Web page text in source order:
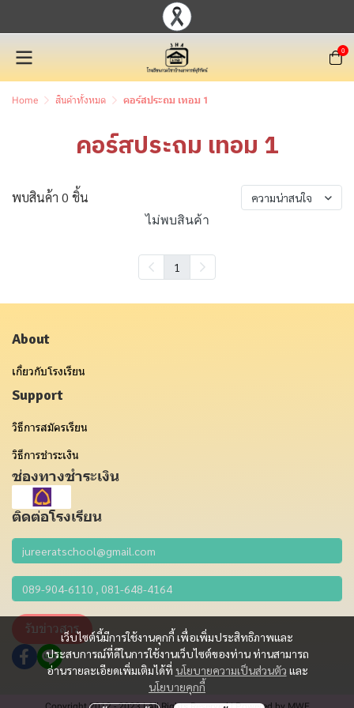
0
Home สินค้าทั้งหมด คอร์สประถม เทอม 1
คอร์สประถม เทอม 1
พบสินค้า 0 ชิ้น ความน่าสนใจ
ไม่พบสินค้า
1
เว็บไซต์นี้มีการใช้งานคุกกี้ เพื่อเพิ่มประสิทธิภาพและ
ประสบการณ์ที่ดีในการใช้งานเว็บไซต์ของท่าน ท่านสามารถ
อ่านรายละเอียดเพิ่มเติมได้ที่ นโยบายความเป็นส่วนตัว และ
นโยบายคุกกี้
About
เกี่ยวกับโรงเรียน
Support
วิธีการสมัครเรียน
วิธีการชำระเงิน
ช่องทางชำระเงิน
ติดต่อโรงเรียน
รับข่าวสาร